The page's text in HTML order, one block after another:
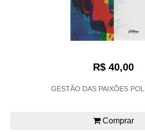
R$ 40,00
GESTÃO DAS PAIXÕES
Comprar